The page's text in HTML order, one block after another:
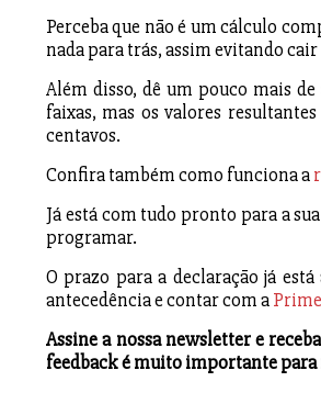
Perceba que não é um cálculo
nada para trás, assim evitando cair
Além disso, dê um pouco mais
faixas, mas os valores
centavos.
Confira também como funciona a
Já está com tudo pronto para a
programar.
O prazo para a declaração já
antecedência e contar com a
Assine a nossa newsletter e
feedback é muito importante para